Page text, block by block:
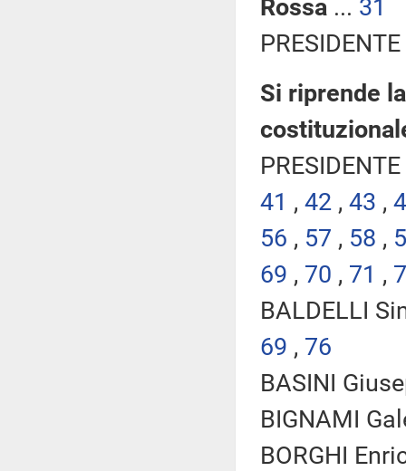
Rossa ... 31
Si riprende
41 , 42 , 43 ,
56 , 57 , 58 ,
69 , 70 , 71 ,
BALDELLI
69 , 76
BASINI
BIGNAMI
BORGHI